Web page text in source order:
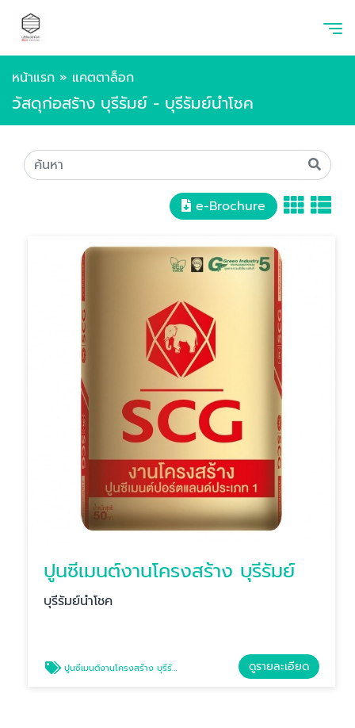
หน้าแรก » แคตตาล็อก
วัสดุก่อสร้าง บุรีรัมย์ - บุรีรัมย์นำโชค
e-Brochure
ปูนซีเมนต์งานโครงสร้าง บุรีรัมย์
บุรีรัมย์นำโชค
ปูนซีเมนต์งานโครงสร้าง บุรีรัมย์ ดูรายละเอียด